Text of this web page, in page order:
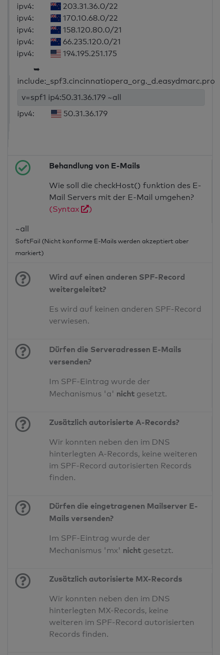
ipv4:
203.31.36.0/22
ipv4:
170.10.68.0/22
ipv4:
158.120.80.0/21
ipv4:
66.235.120.0/21
ipv4:
194.195.251.175
➥
include:_spf3.cincinnatiopera_org._d.easydmarc.pro
v=spf1 ip4:50.31.36.179 ~all
ipv4:
50.31.36.179
Behandlung von E-Mails
Wie soll die checkHost() funktion des E-
Mail Servers mit der E-Mail umgehen?
(Syntax
)
~all
SoftFail (Nicht konforme E-Mails werden akzeptiert aber
markiert)
Wird auf einen anderen SPF-Record
weitergeleitet?
Es wird auf keinen anderen SPF-Record
verwiesen.
Dürfen die Serveradressen E-Mails
versenden?
Im SPF-Eintrag wurde der
Mechanismus 'a' nicht gesetzt.
Zusätzlich autorisierte A-Records?
Wir konnten neben den im DNS
hinterlegten A-Records, keine weiteren
im SPF-Record autorisierten Records
finden.
Dürfen die eingetragenen Mailserver E-
Mails versenden?
Im SPF-Eintrag wurde der
Mechanismus 'mx' nicht gesetzt.
Zusätzlich autorisierte MX-Records
Wir konnten neben den im DNS
hinterlegten MX-Records, keine
weiteren im SPF-Record autorisierten
Records finden.